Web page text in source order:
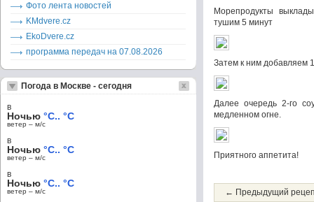
Морепродукты
тушим 5 минут
Затем к ним добавляем
Далее очередь 2-го
медленном огне.
Приятного аппетита!
← Предыдущий
Фото лента новостей
KMdvere.cz
EkoDvere.cz
программа передач на 07.08.2026
Погода в Москве - сегодня
в
Ночью °C.. °C
ветер – м/c
в
Ночью °C.. °C
ветер – м/c
в
Ночью °C.. °C
ветер – м/c